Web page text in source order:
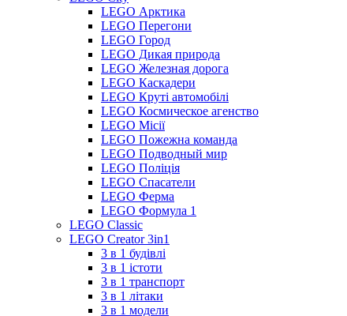
LEGO Арктика
LEGO Перегони
LEGO Город
LEGO Дикая природа
LEGO Железная дорога
LEGO Каскадери
LEGO Круті автомобілі
LEGO Космическое агенство
LEGO Місії
LEGO Пожежна команда
LEGO Подводный мир
LEGO Поліція
LEGO Спасатели
LEGO Ферма
LEGO Формула 1
LEGO Classic
LEGO Creator 3in1
3 в 1 будівлі
3 в 1 істоти
3 в 1 транспорт
3 в 1 літаки
3 в 1 модели